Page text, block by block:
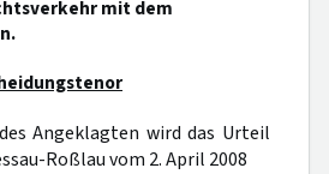
mit dem
Angeklagten wird das Urteil
Roßlau vom 2. April 2008